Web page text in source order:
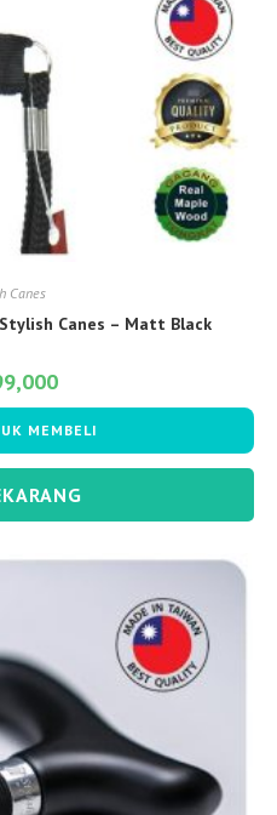
Canes
Canes – Matt Black
MEMBELI